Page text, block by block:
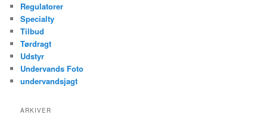
Regulatorer
Specialty
Tilbud
Tørdragt
Udstyr
Undervands Foto
undervandsjagt
ARKIVER